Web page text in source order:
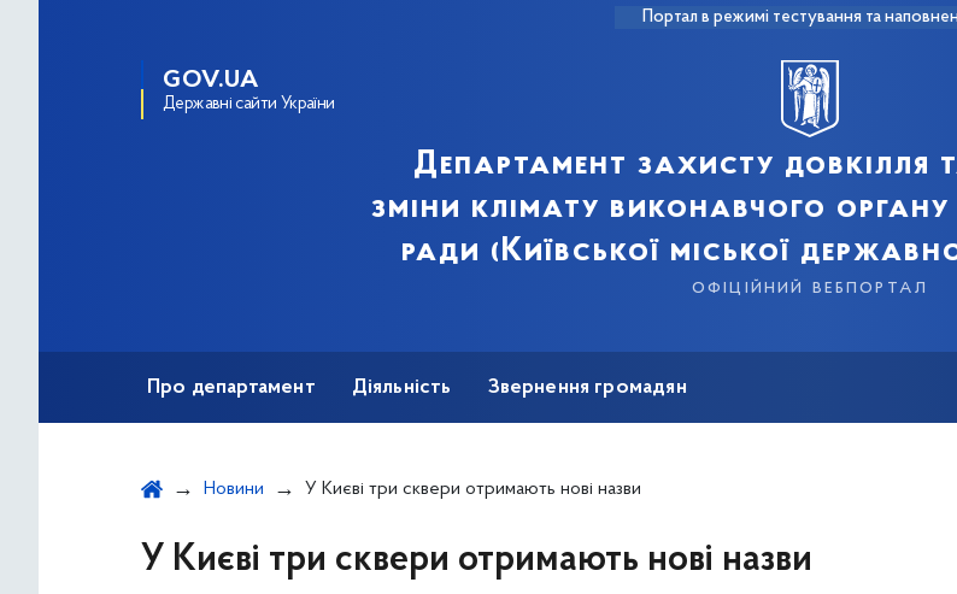
Портал в режимі тестування та
GOV.UA
Державні сайти України
Департамент захисту довкілля
зміни клімату виконавчого органу
ради (Київської міської
офіційний вебпортал
Про департамент Діяльність Звернення громадян
Новини У Києві три сквери отримають нові назви
У Києві три сквери отримають нові назви